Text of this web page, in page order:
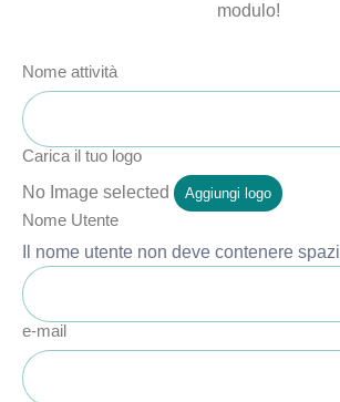
modulo!
Nome attività
Carica il tuo logo
No Image selected
Aggiungi logo
Nome Utente
Il nome utente non deve contenere spazi
e-mail